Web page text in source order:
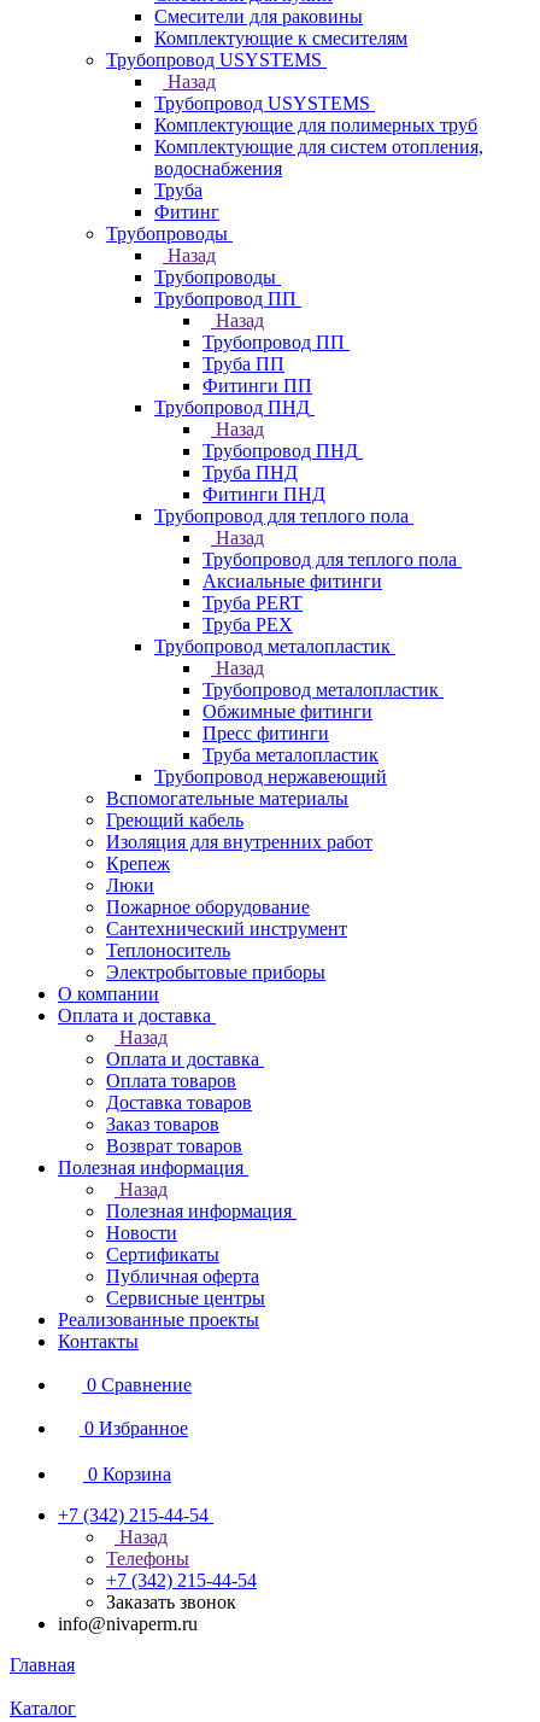
Смесители для раковины
Комплектующие к смесителям
Трубопровод USYSTEMS
Назад
Трубопровод USYSTEMS
Комплектующие для полимерных труб
Комплектующие для систем отопления,
водоснабжения
Труба
Фитинг
Трубопроводы
Назад
Трубопроводы
Трубопровод ПП
Назад
Трубопровод ПП
Труба ПП
Фитинги ПП
Трубопровод ПНД
Назад
Трубопровод ПНД
Труба ПНД
Фитинги ПНД
Трубопровод для теплого пола
Назад
Трубопровод для теплого пола
Аксиальные фитинги
Труба PERT
Труба PEX
Трубопровод металопластик
Назад
Трубопровод металопластик
Обжимные фитинги
Пресс фитинги
Труба металопластик
Трубопровод нержавеющий
Вспомогательные материалы
Греющий кабель
Изоляция для внутренних работ
Крепеж
Люки
Пожарное оборудование
Сантехнический инструмент
Теплоноситель
Электробытовые приборы
О компании
Оплата и доставка
Назад
Оплата и доставка
Оплата товаров
Доставка товаров
Заказ товаров
Возврат товаров
Полезная информация
Назад
Полезная информация
Новости
Сертификаты
Публичная оферта
Сервисные центры
Реализованные проекты
Контакты
0 Сравнение
0 Избранное
0 Корзина
+7 (342) 215-44-54
Назад
Телефоны
+7 (342) 215-44-54
Заказать звонок
info@nivaperm.ru
Главная
Каталог